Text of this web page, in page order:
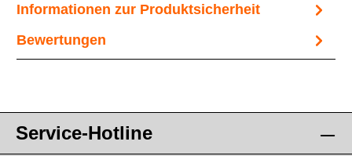
Informationen zur Produktsicherheit
Bewertungen
Service-Hotline